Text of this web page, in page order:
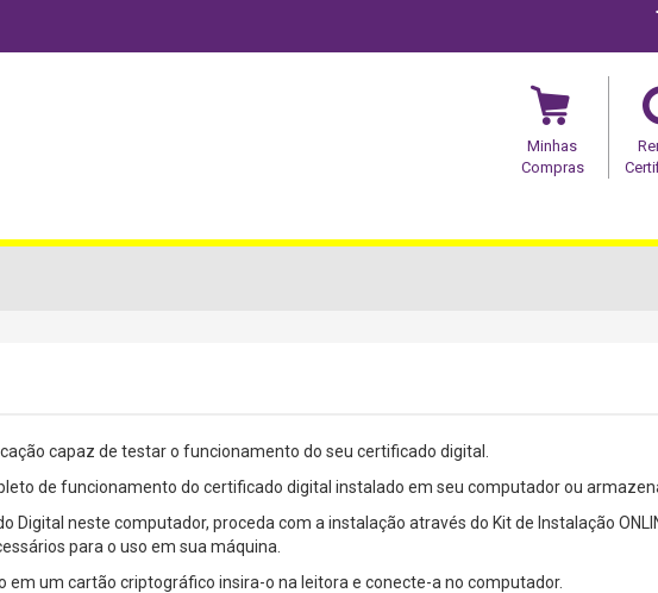
Minhas
Compras
capaz de testar o funcionamento do seu certificado digital.
de funcionamento do certificado digital instalado em seu computador ou
Digital neste computador, proceda com a instalação através do Kit de Instalação
para o uso em sua máquina.
um cartão criptográfico insira-o na leitora e conecte-a no computador.